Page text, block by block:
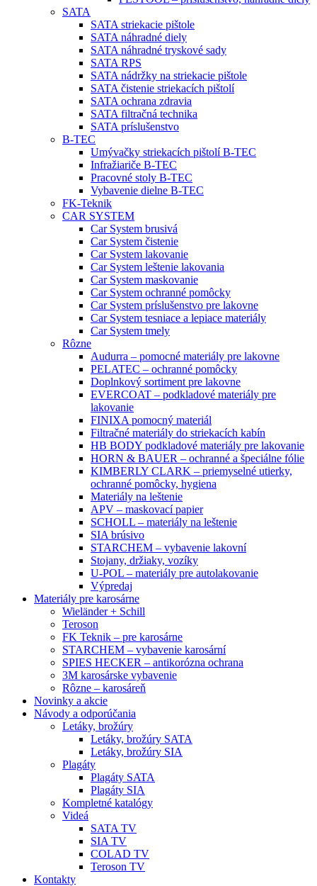
SATA
SATA striekacie pištole
SATA náhradné diely
SATA náhradné tryskové sady
SATA RPS
SATA nádržky na striekacie pištole
SATA čistenie striekacích pištolí
SATA ochrana zdravia
SATA filtračná technika
SATA príslušenstvo
B-TEC
Umývačky striekacích pištolí B-TEC
Infražiariče B-TEC
Pracovné stoly B-TEC
Vybavenie dielne B-TEC
FK-Teknik
CAR SYSTEM
Car System brusivá
Car System čistenie
Car System lakovanie
Car System leštenie lakovania
Car System maskovanie
Car System ochranné pomôcky
Car System príslušenstvo pre lakovne
Car System tesniace a lepiace materiály
Car System tmely
Rôzne
Audurra – pomocné materiály pre lakovne
PELATEC – ochranné pomôcky
Doplnkový sortiment pre lakovne
EVERCOAT – podkladové materiály pre
lakovanie
FINIXA pomocný materiál
Filtračné materiály do striekacích kabín
HB BODY podkladové materiály pre lakovanie
HORN & BAUER – ochranné a špeciálne fólie
KIMBERLY CLARK – priemyselné utierky,
ochranné pomôcky, hygiena
Materiály na leštenie
APV – maskovací papier
SCHOLL – materiály na leštenie
SIA brúsivo
STARCHEM – vybavenie lakovní
Stojany, držiaky, vozíky
U-POL – materiály pre autolakovanie
Výpredaj
Materiály pre karosárne
Wieländer + Schill
Teroson
FK Teknik – pre karosárne
STARCHEM – vybavenie karosární
SPIES HECKER – antikorózna ochrana
3M karosárske vybavenie
Rôzne – karosáreň
Novinky a akcie
Návody a odporúčania
Letáky, brožúry
Letáky, brožúry SATA
Letáky, brožúry SIA
Plagáty
Plagáty SATA
Plagáty SIA
Kompletné katalógy
Videá
SATA TV
SIA TV
COLAD TV
Teroson TV
Kontakty